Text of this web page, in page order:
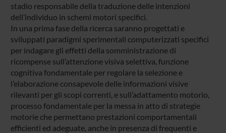
stadio responsabile della traduzione delle intenzioni
dell’individuo in schemi motori specifici.
In una prima fase della ricerca saranno progettati e
sviluppati paradigmi sperimentali computerizzati specifici
per indagare gli effetti della somministrazione di
ricompense sull’attenzione visiva selettiva, funzione
cognitiva fondamentale per regolare la selezione e
l’elaborazione consapevole delle informazioni visive
rilevanti per gli scopi correnti, e sull’adattamento motorio,
processo fondamentale per la messa in atto di strategie
motorie che permettano prestazioni comportamentali
efficienti ed adeguate, anche in presenza di frequenti e